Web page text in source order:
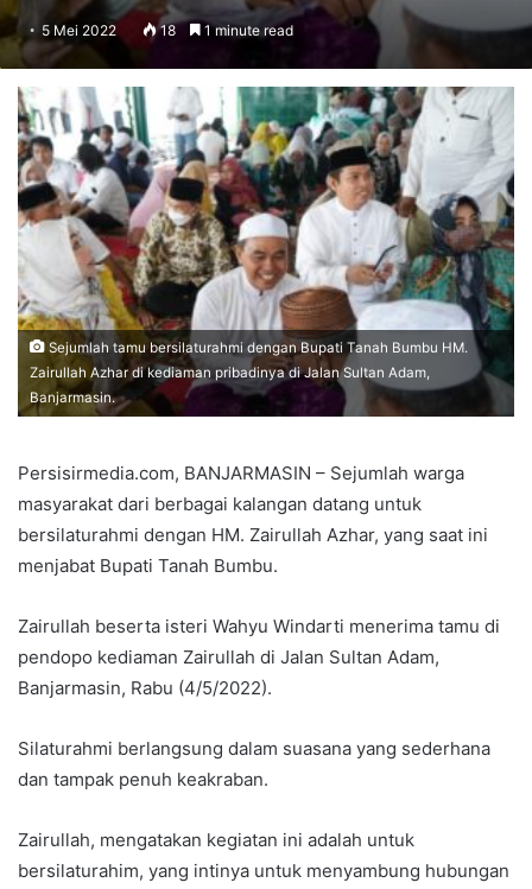
5 Mei 2022 18 1 minute read
Sejumlah tamu bersilaturahmi dengan Bupati Tanah Bumbu HM.
Zairullah Azhar di kediaman pribadinya di Jalan Sultan Adam,
Banjarmasin.
Persisirmedia.com, BANJARMASIN – Sejumlah warga
masyarakat dari berbagai kalangan datang untuk
bersilaturahmi dengan HM. Zairullah Azhar, yang saat ini
menjabat Bupati Tanah Bumbu.
Zairullah beserta isteri Wahyu Windarti menerima tamu di
pendopo kediaman Zairullah di Jalan Sultan Adam,
Banjarmasin, Rabu (4/5/2022).
Silaturahmi berlangsung dalam suasana yang sederhana
dan tampak penuh keakraban.
Zairullah, mengatakan kegiatan ini adalah untuk
bersilaturahim, yang intinya untuk menyambung hubungan